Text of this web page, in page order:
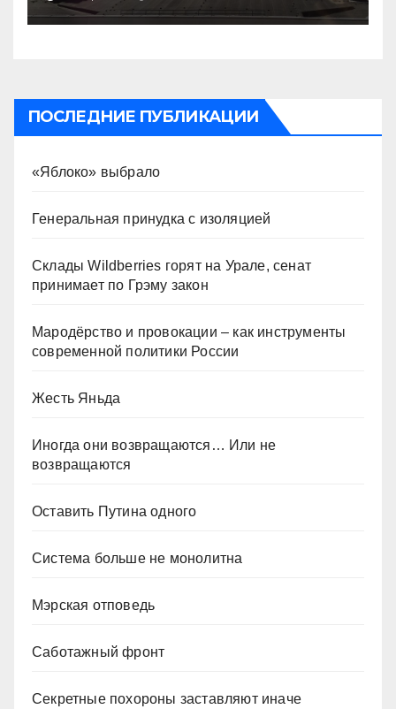
ПОСЛЕДНИЕ ПУБЛИКАЦИИ
«Яблоко» выбрало
Генеральная принудка с изоляцией
Склады Wildberries горят на Урале, сенат
принимает по Грэму закон
Мародёрство и провокации – как инструменты
современной политики России
Жесть Яньда
Иногда они возвращаются… Или не
возвращаются
Оставить Путина одного
Система больше не монолитна
Мэрская отповедь
Саботажный фронт
Секретные похороны заставляют иначе